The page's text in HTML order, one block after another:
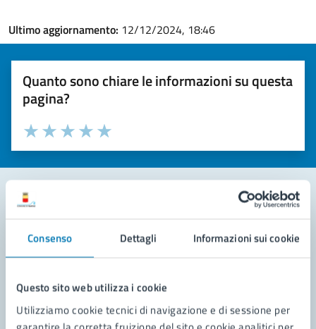
Consenso Dettagli Informazioni sui cookie
Questo sito web utilizza i cookie
Utilizziamo cookie tecnici di navigazione e di sessione per
Ultimo aggiornamento: 12/12/2024, 18:46
Quanto sono chiare le informazioni su questa
pagina?
Valuta la chiarezza delle informazioni (da 1 a 5 stelle)
Seleziona il numero di stelle per valutare la chiarezza delle
Valuta 5 stelle su 5
Valuta 4 stelle su 5
Valuta 3 stelle su 5
Valuta 2 stelle su 5
Valuta 1 stelle su 5
Leggi le domande frequenti
Richiedi assistenza
Prenota appuntamento